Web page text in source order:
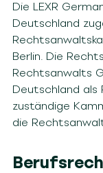
Die LEXR
Deutschland
Berlin. Die
Rechtsanwalts
Deutschland als
zuständige
die
B